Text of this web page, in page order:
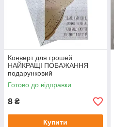
Конверт для грошей
НАЙКРАЩІ ПОБАЖАННЯ
подарунковий
Готово до відправки
8 ₴
Купити